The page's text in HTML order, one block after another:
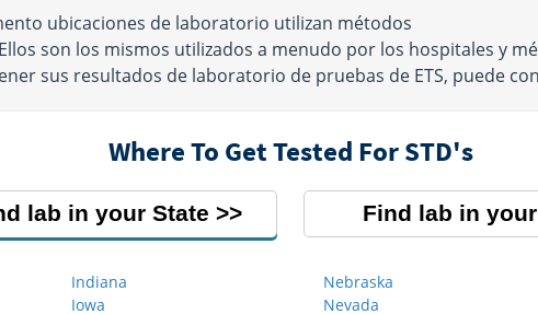
ubicaciones de laboratorio utilizan métodos
son los mismos utilizados a menudo por los hospitales y
sus resultados de laboratorio de pruebas de ETS, puede
Where To Get Tested For STD's
lab in your State Find lab in
Indiana
Iowa
Nebraska
Nevada